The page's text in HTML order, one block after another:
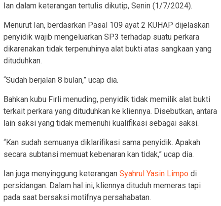
Ian dalam keterangan tertulis dikutip, Senin (1/7/2024).
Menurut Ian, berdasrkan Pasal 109 ayat 2 KUHAP dijelaskan
penyidik wajib mengeluarkan SP3 terhadap suatu perkara
dikarenakan tidak terpenuhinya alat bukti atas sangkaan yang
dituduhkan.
“Sudah berjalan 8 bulan,” ucap dia.
Bahkan kubu Firli menuding, penyidik tidak memilik alat bukti
terkait perkara yang dituduhkan ke kliennya. Disebutkan, antara
lain saksi yang tidak memenuhi kualifikasi sebagai saksi.
“Kan sudah semuanya diklarifikasi sama penyidik. Apakah
secara subtansi memuat kebenaran kan tidak,” ucap dia.
Ian juga menyinggung keterangan Syahrul Yasin Limpo di
persidangan. Dalam hal ini, kliennya dituduh memeras tapi
pada saat bersaksi motifnya persahabatan.